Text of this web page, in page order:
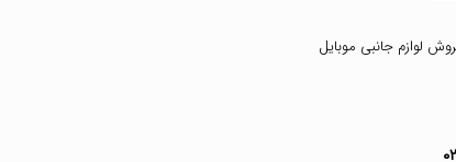
لوازم جانبی موبایل